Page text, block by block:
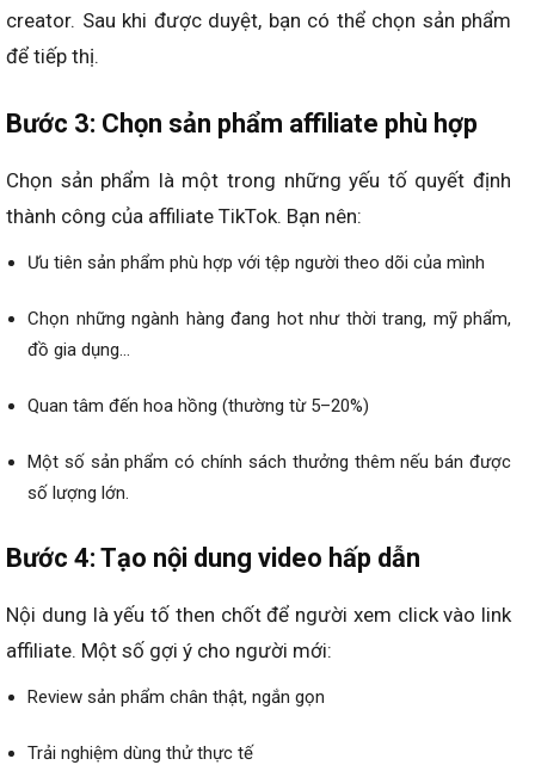
creator. Sau khi được duyệt, bạn có thể chọn sản phẩm
để tiếp thị.
Bước 3: Chọn sản phẩm affiliate phù hợp
Chọn sản phẩm là một trong những yếu tố quyết định
thành công của affiliate TikTok. Bạn nên:
Ưu tiên sản phẩm phù hợp với tệp người theo dõi của mình
Chọn những ngành hàng đang hot như thời trang, mỹ phẩm,
đồ gia dụng…
Quan tâm đến hoa hồng (thường từ 5–20%)
Một số sản phẩm có chính sách thưởng thêm nếu bán được
số lượng lớn.
Bước 4: Tạo nội dung video hấp dẫn
Nội dung là yếu tố then chốt để người xem click vào link
affiliate. Một số gợi ý cho người mới:
Review sản phẩm chân thật, ngắn gọn
Trải nghiệm dùng thử thực tế